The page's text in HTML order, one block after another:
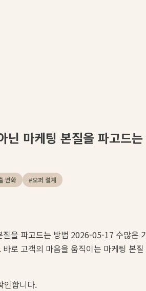
닌 마케팅 본질을 파고드는
변화 #오퍼 설계
을 파고드는 방법 2026-05-17 수많은
로 고객의 마음을 움직이는 마케팅 본
인합니다.